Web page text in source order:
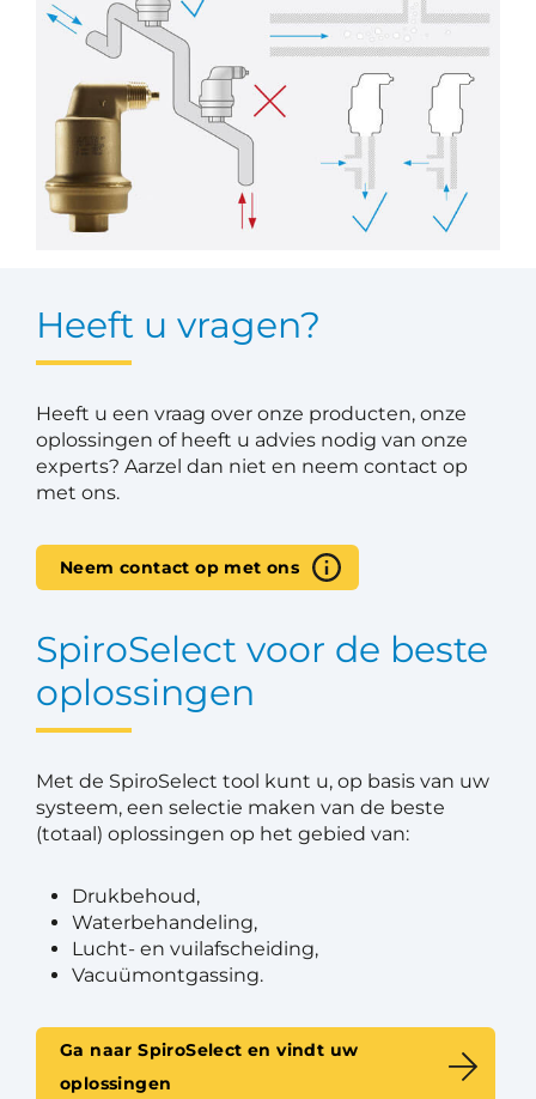
Heeft u vragen?
Heeft u een vraag over onze producten, onze
oplossingen of heeft u advies nodig van onze
experts? Aarzel dan niet en neem contact op
met ons.
Neem contact op met ons
SpiroSelect voor de beste
oplossingen
Met de SpiroSelect tool kunt u, op basis van uw
systeem, een selectie maken van de beste
(totaal) oplossingen op het gebied van:
Drukbehoud,
Waterbehandeling,
Lucht- en vuilafscheiding,
Vacuümontgassing.
Ga naar SpiroSelect en vindt uw
oplossingen